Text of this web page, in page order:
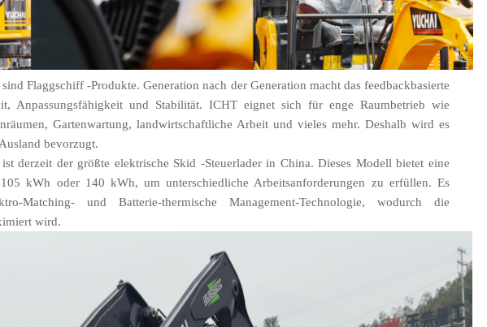
Flaggschiff -Produkte. Generation nach der Generation macht das feedbackbasierte
Anpassungsfähigkeit und Stabilität.ICHT eignet sich für enge Raumbetrieb wie
Gartenwartung, landwirtschaftliche Arbeit und vieles mehr. Deshalb wird es
bevorzugt.
derzeit der größte elektrische Skid -Steuerlader in China. Dieses Modell bietet eine
kWh oder 140 kWh, um unterschiedliche Arbeitsanforderungen zu erfüllen. Es
Matching- und Batterie-thermische Management-Technologie, wodurch die
wird.